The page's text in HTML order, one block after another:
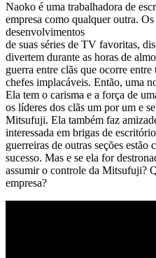
Naoko é uma trabalhadora de
empresa como qualquer outra.
desenvolvimentos
de suas séries de TV favoritas,
divertem durante as horas de
guerra entre clãs que ocorre
chefes implacáveis. Então, uma
Ela tem o carisma e a força de
os líderes dos clãs um por um e
Mitsufuji. Ela também faz
interessada em brigas de
guerreiras de outras seções estão
sucesso. Mas e se ela for
assumir o controle da Mitsufuji?
empresa?